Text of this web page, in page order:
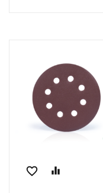
favorite_border equalizer